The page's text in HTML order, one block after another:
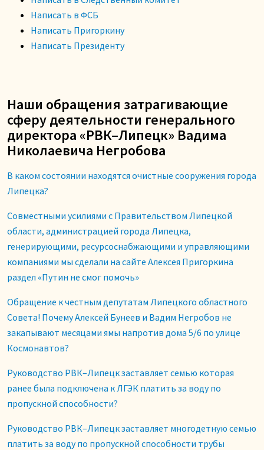
Написать в ФСБ
Написать Пригоркину
Написать Президенту
Наши обращения затрагивающие
сферу деятельности генерального
директора «РВК–Липецк» Вадима
Николаевича Негробова
В каком состоянии находятся очистные сооружения города
Липецка?
Совместными усилиями с Правительством Липецкой
области, администрацией города Липецка,
генерирующими, ресурсоснабжающими и управляющими
компаниями мы сделали на сайте Алексея Пригоркина
раздел «Путин не смог помочь»
Обращение к честным депутатам Липецкого областного
Совета! Почему Алексей Бунеев и Вадим Негробов не
закапывают месяцами ямы напротив дома 5/6 по улице
Космонавтов?
Руководство РВК–Липецк заставляет семью которая
ранее была подключена к ЛГЭК платить за воду по
пропускной способности?
Руководство РВК–Липецк заставляет многодетную семью
платить за воду по пропускной способности трубы